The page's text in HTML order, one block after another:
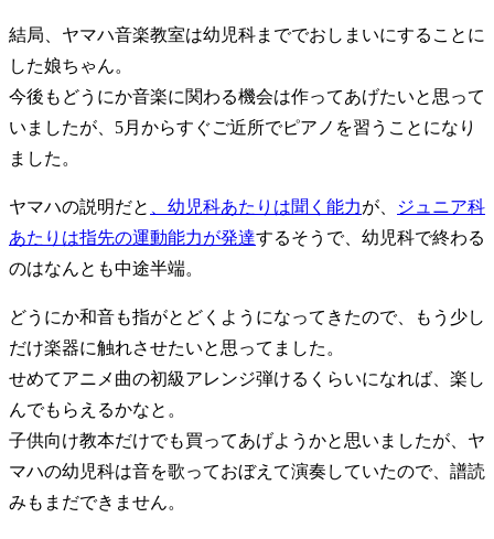
結局、ヤマハ音楽教室は幼児科まででおしまいにすることに
した娘ちゃん。
今後もどうにか音楽に関わる機会は作ってあげたいと思って
いましたが、5月からすぐご近所でピアノを習うことになり
ました。
ヤマハの説明だと 、幼児科あたりは聞く能力が、
ジュニア科
あたりは指先の運動能力が発達するそうで、幼児科で終わる
のはなんとも中途半端。
どうにか和音も指がとどくようになってきたので、もう少し
だけ楽器に触れさせたいと思ってました。
せめてアニメ曲の初級アレンジ弾けるくらいになれば、楽し
んでもらえるかなと。
子供向け教本だけでも買ってあげようかと思いましたが、ヤ
マハの幼児科は音を歌っておぼえて演奏していたので、譜読
みもまだできません。